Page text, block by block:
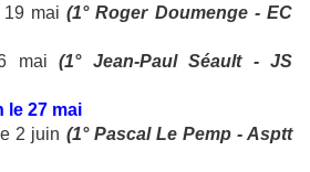
19 mai(1° Roger Doumenge - EC
mai(1° Jean-Paul Séault - JS
le 27 mai
2 juin (1° Pascal Le Pemp - Asptt